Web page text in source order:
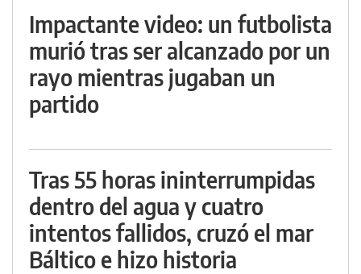
Impactante video: un futbolista
murió tras ser alcanzado por un
rayo mientras jugaban un
partido
Tras 55 horas ininterrumpidas
dentro del agua y cuatro
intentos fallidos, cruzó el mar
Báltico e hizo historia